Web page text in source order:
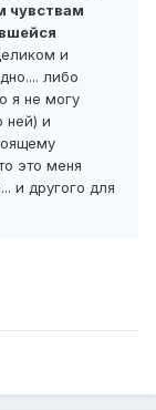
чувствам
и
либо
я не могу
ней) и
это меня
и другого для